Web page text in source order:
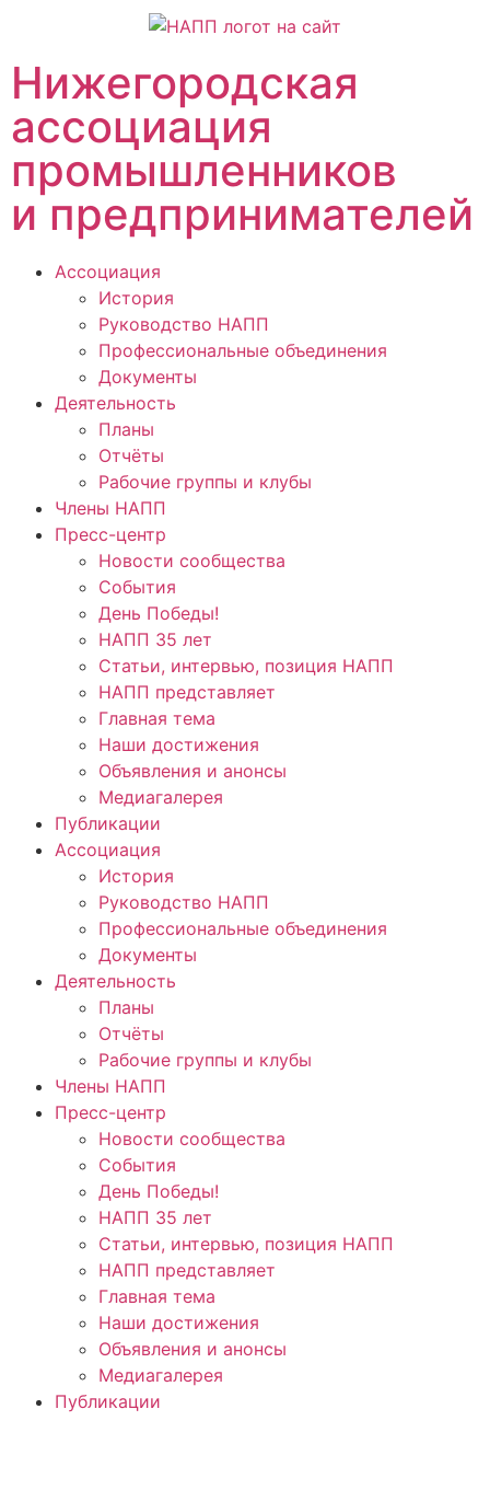
Нижегородская
ассоциация
промышленников
и предпринимателей
Ассоциация
История
Руководство НАПП
Профессиональные объединения
Документы
Деятельность
Планы
Отчёты
Рабочие группы и клубы
Члены НАПП
Пресс-центр
Новости сообщества
События
День Победы!
НАПП 35 лет
Статьи, интервью, позиция НАПП
НАПП представляет
Главная тема
Наши достижения
Объявления и анонсы
Медиагалерея
Публикации
Ассоциация
История
Руководство НАПП
Профессиональные объединения
Документы
Деятельность
Планы
Отчёты
Рабочие группы и клубы
Члены НАПП
Пресс-центр
Новости сообщества
События
День Победы!
НАПП 35 лет
Статьи, интервью, позиция НАПП
НАПП представляет
Главная тема
Наши достижения
Объявления и анонсы
Медиагалерея
Публикации